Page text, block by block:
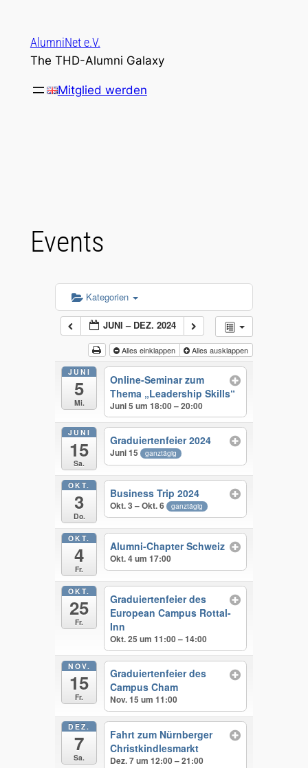
springen
AlumniNet e.V.
The THD-Alumni Galaxy
Mitglied werden
Events
Kategorien
JUNI – DEZ. 2024
Alles einklappen Alles ausklappen
JUNI
5
Mi.
Online-Seminar zum
Thema „Leadership Skills“
Juni 5 um 18:00 – 20:00
JUNI
15
Sa.
Graduiertenfeier 2024
Juni 15 ganztägig
OKT.
3
Do.
Business Trip 2024
Okt. 3 – Okt. 6 ganztägig
OKT.
4
Fr.
Alumni-Chapter Schweiz
Okt. 4 um 17:00
OKT.
25
Fr.
Graduiertenfeier des
European Campus Rottal-
Inn
Okt. 25 um 11:00 – 14:00
NOV.
15
Fr.
Graduiertenfeier des
Campus Cham
Nov. 15 um 11:00
DEZ.
7
Sa.
Fahrt zum Nürnberger
Christkindlesmarkt
Dez. 7 um 12:00 – 21:00